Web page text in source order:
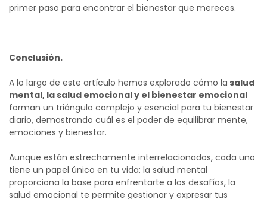
primer paso para encontrar el bienestar que mereces.
Conclusión.
A lo largo de este artículo hemos explorado cómo la salud
mental, la salud emocional y el bienestar emocional
forman un triángulo complejo y esencial para tu bienestar
diario, demostrando cuál es el poder de equilibrar mente,
emociones y bienestar.
Aunque están estrechamente interrelacionados, cada uno
tiene un papel único en tu vida: la salud mental
proporciona la base para enfrentarte a los desafíos, la
salud emocional te permite gestionar y expresar tus